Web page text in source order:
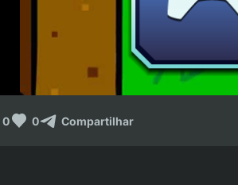
0 0 Compartilhar